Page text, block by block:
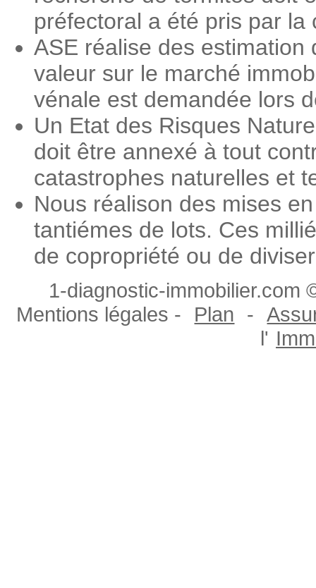
préfectoral a été pris par la
ASE réalise des
valeur sur le marché
vénale est demandée lors
Un Etat des Risques
doit être annexé à tout
catastrophes naturelles et
Nous réalison des mises
tantiémes de lots. Ces
de copropriété ou de
1-diagnostic-immobilier.com
Mentions légales -
Plan -
l'